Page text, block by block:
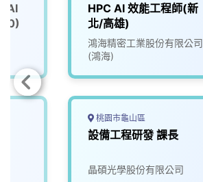
AI
HPC AI 效能工程師(新
北/高雄)
鴻海精密工業股份有限公司
(鴻海)
桃園市龜山區
設備工程研發 課長
晶碩光學股份有限公司